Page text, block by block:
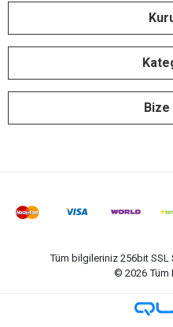
Bize
Tüm bilgileriniz 256bit SSL
© 2026 Tüm